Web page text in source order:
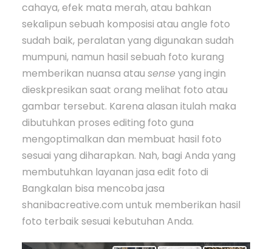
cahaya, efek mata merah, atau bahkan
sekalipun sebuah komposisi atau angle foto
sudah baik, peralatan yang digunakan sudah
mumpuni, namun hasil sebuah foto kurang
memberikan nuansa atausenseyang ingin
dieskpresikan saat orang melihat foto atau
gambar tersebut. Karena alasan itulah maka
dibutuhkan proses editing foto guna
mengoptimalkan dan membuat hasil foto
sesuai yang diharapkan. Nah, bagi Anda yang
membutuhkan layanan jasa edit foto di
Bangkalan bisa mencoba jasa
shanibacreative.com untuk memberikan hasil
foto terbaik sesuai kebutuhan Anda.